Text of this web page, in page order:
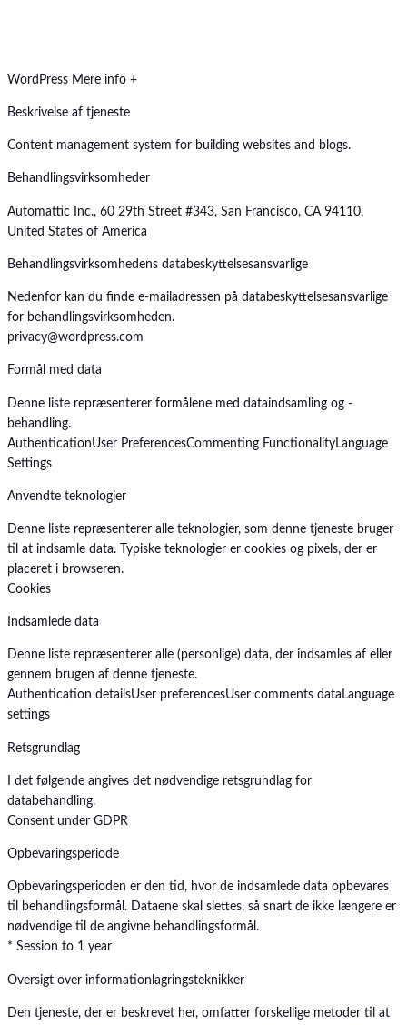
WordPress Mere info +
Beskrivelse af tjeneste
Content management system for building websites and blogs.
Behandlingsvirksomheder
Automattic Inc., 60 29th Street #343, San Francisco, CA 94110,
United States of America
Behandlingsvirksomhedens databeskyttelsesansvarlige
Nedenfor kan du finde e-mailadressen på databeskyttelsesansvarlige
for behandlingsvirksomheden.
privacy@wordpress.com
Formål med data
Denne liste repræsenterer formålene med dataindsamling og -
behandling.
AuthenticationUser PreferencesCommenting Functionality Language
Settings
Anvendte teknologier
Denne liste repræsenterer alle teknologier, som denne tjeneste bruger
til at indsamle data. Typiske teknologier er cookies og pixels, der er
placeret i browseren.
Cookies
Indsamlede data
Denne liste repræsenterer alle (personlige) data, der indsamles af eller
gennem brugen af denne tjeneste.
Authentication detailsUser preferencesUser comments data Language
settings
Retsgrundlag
I det følgende angives det nødvendige retsgrundlag for
databehandling.
Consent under GDPR
Opbevaringsperiode
Opbevaringsperioden er den tid, hvor de indsamlede data opbevares
til behandlingsformål. Dataene skal slettes, så snart de ikke længere er
nødvendige til de angivne behandlingsformål.
* Session to 1 year
Oversigt over informationlagringsteknikker
Den tjeneste, der er beskrevet her, omfatter forskellige metoder til at